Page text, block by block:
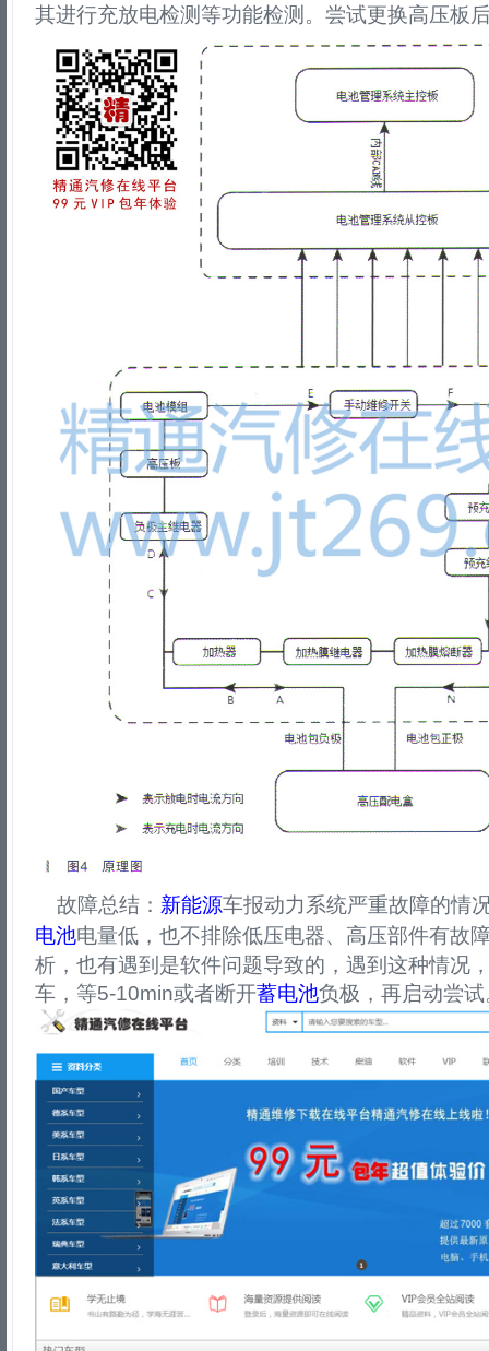
其进行充放电检测等功能检测。尝试更换高压板
故障总结： 新能源车报动力系统严重故障的情
电池电量低，也不排除低压电器、高压部件有故
析，也有遇到是软件问题导致的，遇到这种情况
车，等5-10min或者断开蓄电池负极，再启动尝试